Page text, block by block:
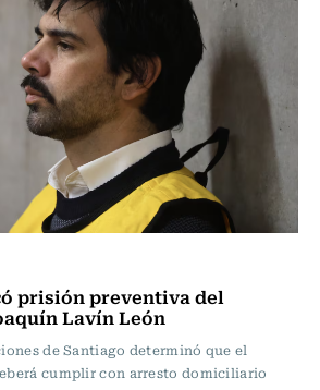
prisión preventiva del
Lavín León
de Santiago determinó que el
cumplir con arresto domiciliario